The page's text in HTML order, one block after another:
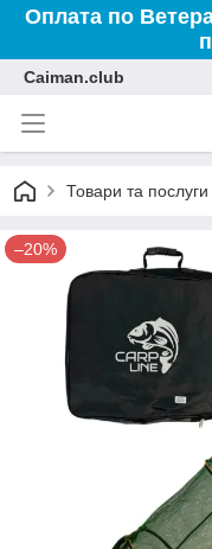
Оплата по
Caiman.club
Товари та послуги
–20%